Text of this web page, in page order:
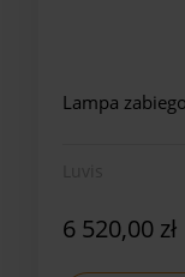
Lampa
6 520,00 zł